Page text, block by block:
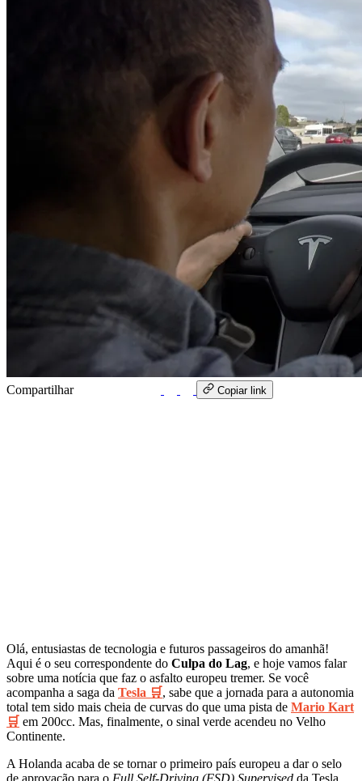
Compartilhar Copiar link
Olá, entusiastas de tecnologia e futuros passageiros do amanhã!
Aqui é o seu correspondente do Culpa do Lag, e hoje vamos falar
sobre uma notícia que faz o asfalto europeu tremer. Se você
acompanha a saga da Tesla 🛒, sabe que a jornada para a autonomia
total tem sido mais cheia de curvas do que uma pista de Mario Kart
🛒 em 200cc. Mas, finalmente, o sinal verde acendeu no Velho
Continente.
A Holanda acaba de se tornar o primeiro país europeu a dar o selo
de aprovação para o Full Self-Driving (FSD) Supervised da Tesla.